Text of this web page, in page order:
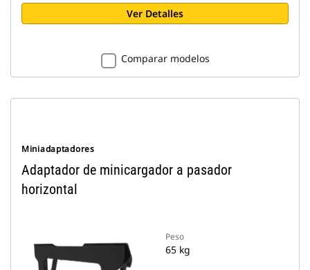
Ver Detalles
Comparar modelos
Miniadaptadores
Adaptador de minicargador a pasador
horizontal
Peso
65 kg